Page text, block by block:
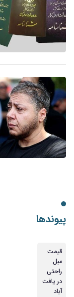
پیوندها
قیمت
مبل
راحتی
در یافت
آباد